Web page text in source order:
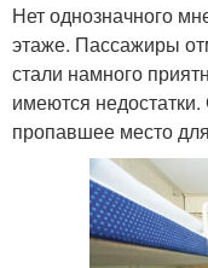
Нет однозначного
этаже. Пассажиры
стали намного
имеются
пропавшее место